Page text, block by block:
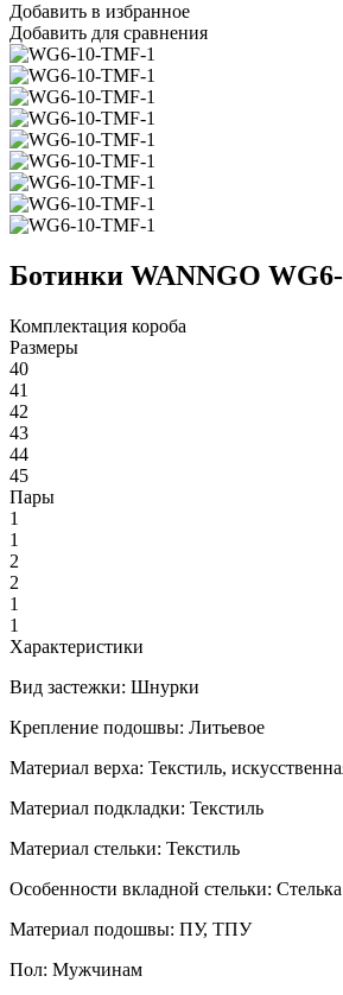
Добавить в избранное
Добавить для сравнения
Ботинки WANNGO
Комплектация короба
Размеры
40
41
42
43
44
45
Пары
1
1
2
2
1
1
Характеристики
Вид застежки: Шнурки
Крепление подошвы: Литьевое
Материал верха: Текстиль,
Материал подкладки: Текстиль
Материал стельки: Текстиль
Особенности вкладной стельки:
Материал подошвы: ПУ, ТПУ
Пол: Мужчинам